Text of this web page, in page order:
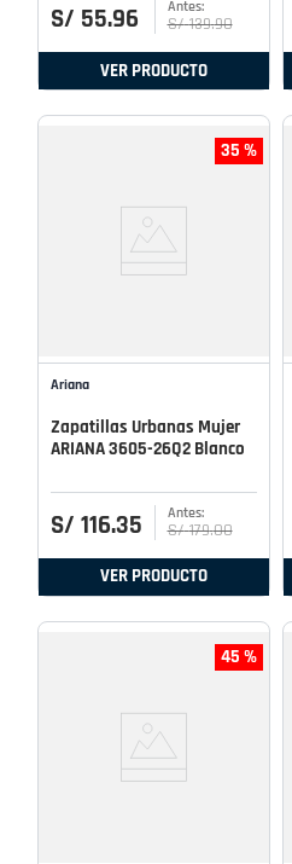
S/ 55.96 S/ 139.90
VER PRODUCTO
35 %
Ariana
Zapatillas Urbanas Mujer
ARIANA 3605-26Q2 Blanco
S/ 116.35 S/ 179.00
VER PRODUCTO
45 %